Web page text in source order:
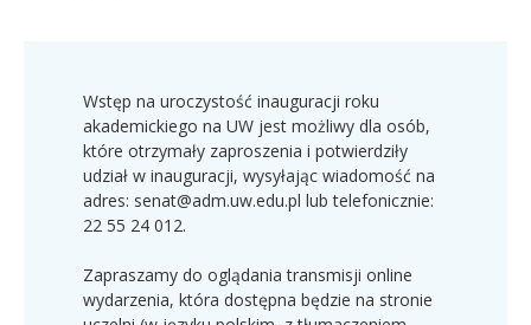
Wstęp na uroczystość inauguracji roku
akademickiego na UW jest możliwy dla osób,
które otrzymały zaproszenia i potwierdziły
udział w inauguracji, wysyłając wiadomość na
adres: senat@adm.uw.edu.pl lub telefonicznie:
22 55 24 012.
Zapraszamy do oglądania transmisji online
wydarzenia, która dostępna będzie na stronie